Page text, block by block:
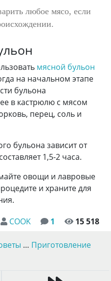
любое мясо, если
мясной бульон
на начальном этапе
бульона
в кастрюлю с мясом
перец, соль и
бульона зависит от
1,5-2 часа.
овощи и лавровые
и храните для
COOK
1
15 518
… Приготовление